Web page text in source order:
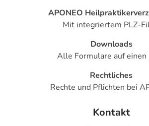
APONEO
Mit integriertem PLZ-
Downloads
Alle Formulare auf einen
Rechtliches
Rechte und Pflichten bei
Kontakt